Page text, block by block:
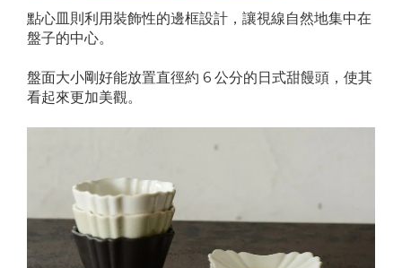
點心皿則利用裝飾性的邊框設計，讓視線自然地集中在
盤子的中心。
盤面大小剛好能放置直徑約 6 公分的日式甜饅頭，使其
看起來更加美觀。